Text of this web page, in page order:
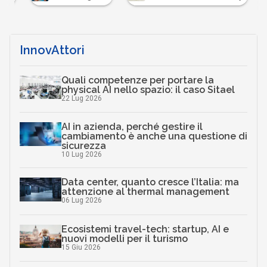
InnovAttori
Quali competenze per portare la
physical AI nello spazio: il caso Sitael
22 Lug 2026
AI in azienda, perché gestire il
cambiamento è anche una questione di
sicurezza
10 Lug 2026
Data center, quanto cresce l’Italia: ma
attenzione al thermal management
06 Lug 2026
Ecosistemi travel-tech: startup, AI e
nuovi modelli per il turismo
15 Giu 2026